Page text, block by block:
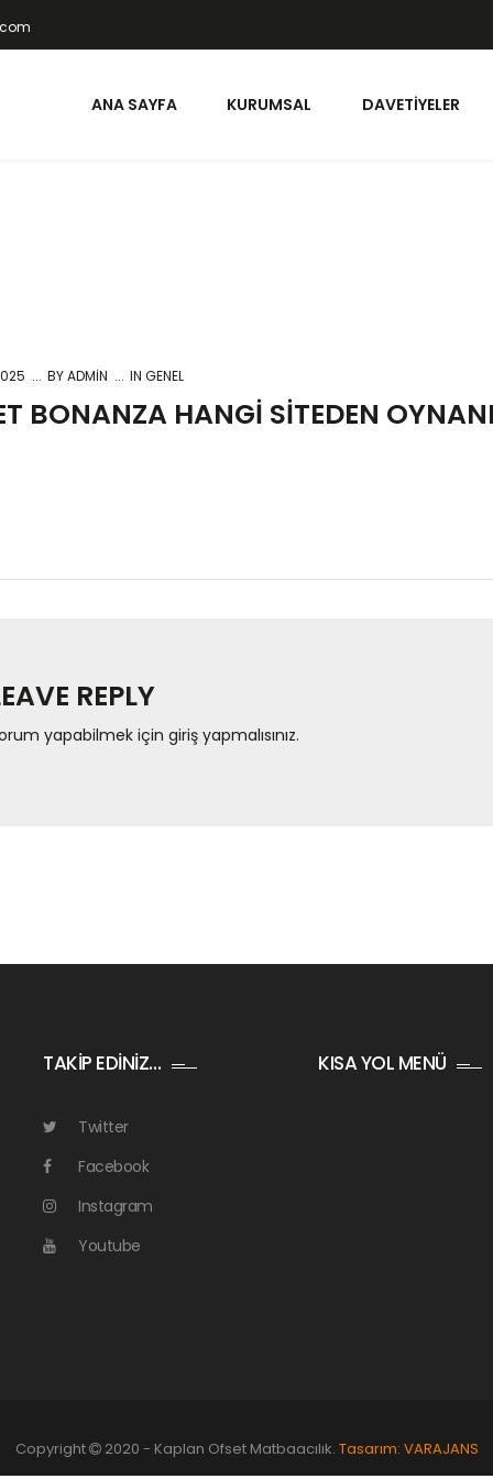
ANA SAYFA KURUMSAL DAVETIYELER
BYADMIN IN GENEL
BONANZA HANGI SITEDEN
REPLY
yapabilmek içingiriş yapmalısınız.
TAKİP EDİNİZ…
Twitter
Facebook
Instagram
Youtube
KISA YOL MENÜ
Copyright 2020 - Kaplan Ofset Matbaacılık. Tasarım: VARAJANS